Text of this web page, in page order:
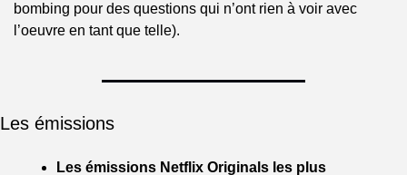
bombing pour des questions qui n’ont rien à voir avec
l’oeuvre en tant que telle).
Les émissions
Les émissions Netflix Originals les plus